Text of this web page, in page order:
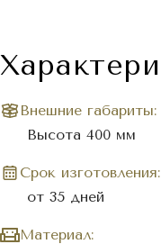
Внешние габариты:
Высота 400 мм
Cрок изготовления:
от 35 дней
Материал: